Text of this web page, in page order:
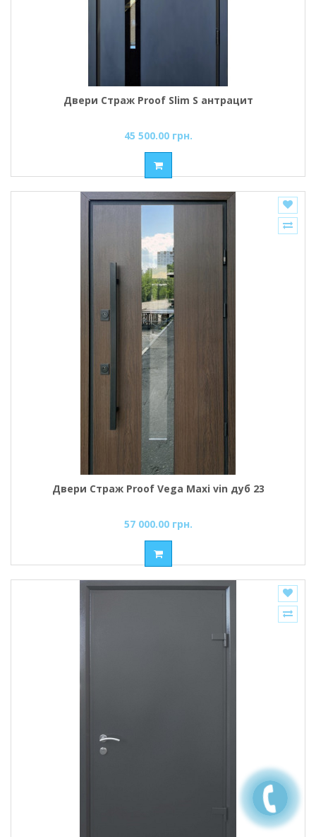
Двери Страж Proof Slim S антрацит
45 500.00 грн.
Двери Страж Proof Vega Maxi vin дуб 23
57 000.00 грн.